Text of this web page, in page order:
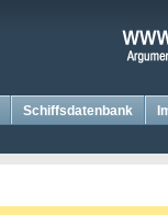
Schiffsdatenbank